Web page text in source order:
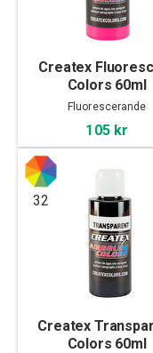
Createx
Colors 60ml
Fluorescerande
105 kr
32
Createx
Colors 60ml